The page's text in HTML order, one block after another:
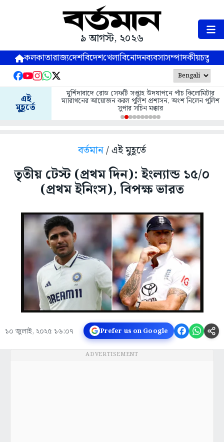
৯ আগস্ট, ২০২৬
কলকাতারাজ্যদেশবিদেশখেলাবিনোদনব্যবসাসম্পাদকীয়
এই
মুহূর্তে
মুর্শিদাবাদে রোড সেফটি সপ্তাহ উদযাপনে পাঁচ কিলোমিটার
ম্যারাথনের আয়োজন করল পুলিশ প্রশাসন, অংশ নিলেন পুলিশ
সুপার সচিন মক্কার
বর্তমান/ এই মুহূর্তে
তৃতীয় টেস্ট (প্রথম দিন): ইংল্যান্ড ১৫/০
(প্রথম ইনিংস), বিপক্ষ ভারত
১০ জুলাই, ২০২৫ ১৬:০৭ Prefer us on Google
ADVERTISEMENT